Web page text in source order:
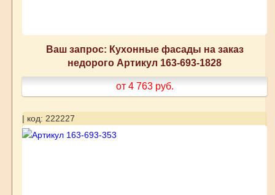
Ваш запрос: Кухонные фасады на заказ
недорого Артикул 163-693-1828
от 4 763 руб.
| код: 222227